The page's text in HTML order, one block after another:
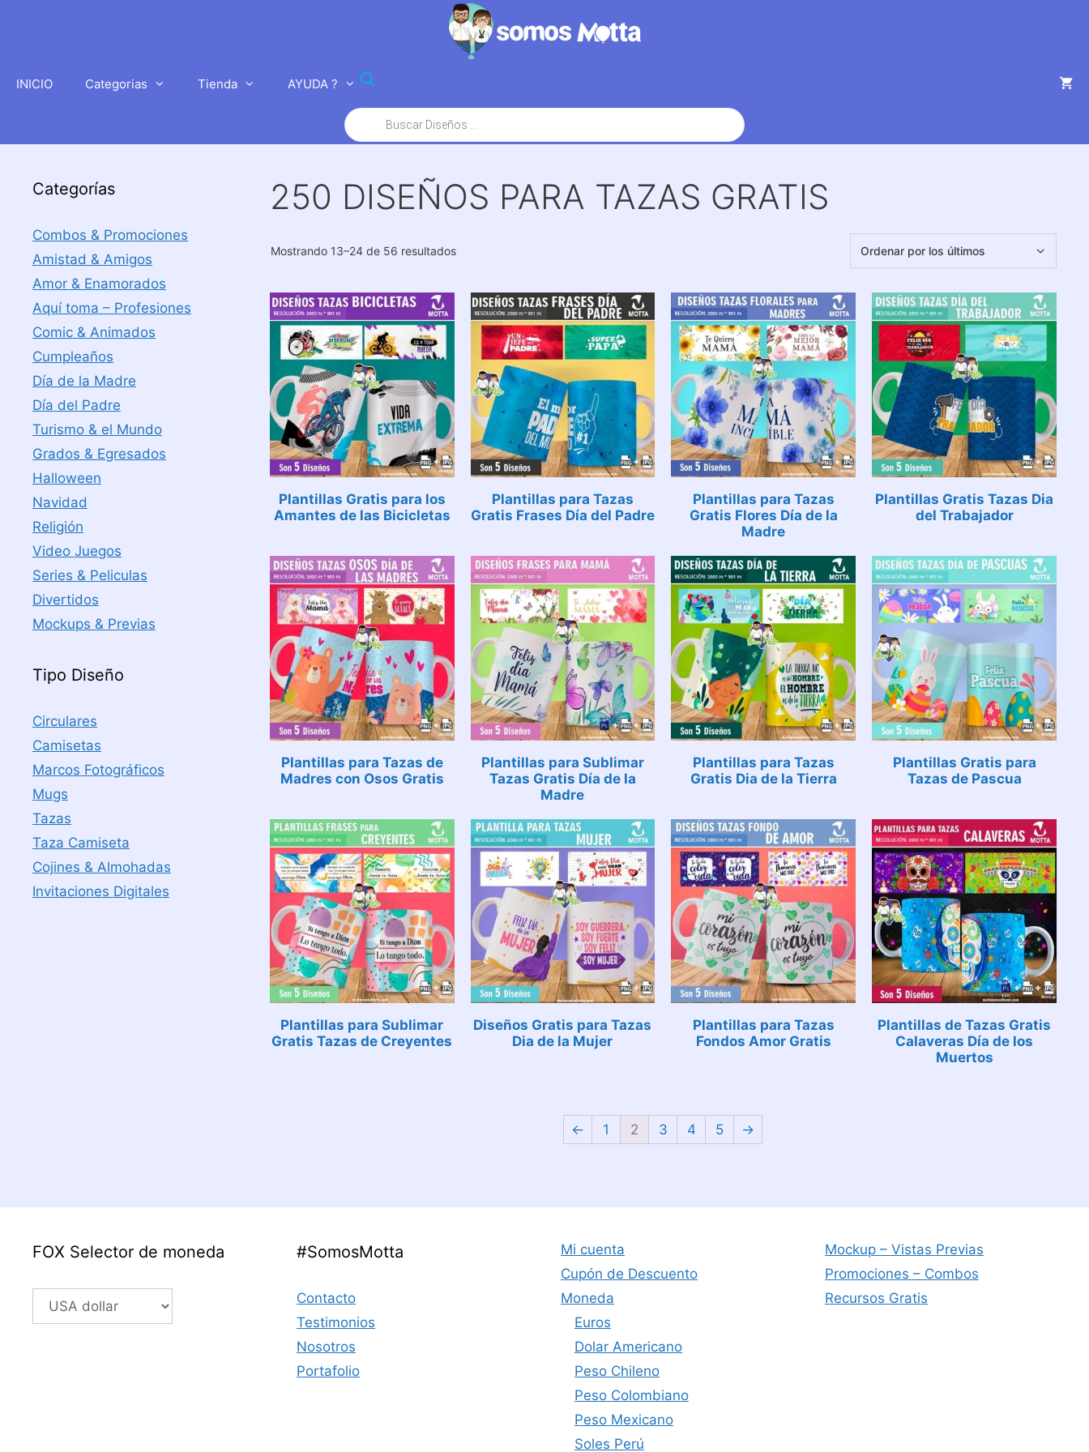
INICIO Categorias Tienda AYUDA ?
Búsqueda
de
productos
250 DISEÑOS PARA TAZAS GRATIS
Mostrando 13–24 de 56 resultadosOrdenado
últimos
Plantillas Gratis para los
Amantes de las Bicicletas
Plantillas para Tazas
Gratis Frases Día del Padre
Plantillas para Tazas
Gratis Flores Día de la
Madre
Plantillas Gratis Tazas Dia
del Trabajador
Plantillas para Tazas de
Madres con Osos Gratis
Plantillas para Sublimar
Tazas Gratis Día de la
Madre
Plantillas para Tazas
Gratis Dia de la Tierra
Plantillas Gratis para
Tazas de Pascua
Plantillas para Sublimar
Gratis Tazas de Creyentes
Diseños Gratis para Tazas
Dia de la Mujer
Plantillas para Tazas
Fondos Amor Gratis
Plantillas de Tazas Gratis
Calaveras Día de los
Muertos
← 1 2 3 4 5 →
Categorías
Combos & Promociones
Amistad & Amigos
Amor & Enamorados
Aquí toma – Profesiones
Comic & Animados
Cumpleaños
Día de la Madre
Día del Padre
Turismo & el Mundo
Grados & Egresados
Halloween
Navidad
Religión
Video Juegos
Series & Peliculas
Divertidos
Mockups & Previas
Tipo Diseño
Circulares
Camisetas
Marcos Fotográficos
Mugs
Tazas
Taza Camiseta
Cojines & Almohadas
Invitaciones Digitales
FOX Selector de moneda #SomosMotta
Contacto
Testimonios
Nosotros
Portafolio
Mi cuenta
Cupón de Descuento
Moneda
Euros
Dolar Americano
Peso Chileno
Peso Colombiano
Peso Mexicano
Soles Perú
Mockup – Vistas Previas
Promociones – Combos
Recursos Gratis